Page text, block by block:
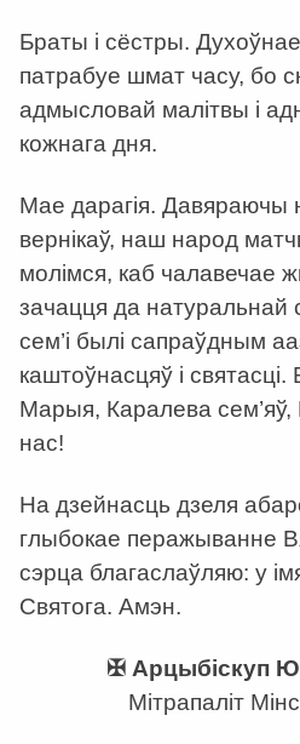
Браты і сёстры.
патрабуе шмат часу, бо
адмысловай малітвы і
кожнага дня.
Мае дарагія. Давяраючы
вернікаў, наш народ
молімся, каб чалавечае
зачацця да натуральнай
сем’і былі сапраўдным
каштоўнасцяў і
Марыя, Каралева сем’яў,
нас!
На дзейнасць дзеля
глыбокае перажыванне
сэрца благаслаўляю: у
Святога. Амэн.
✠ Арцыбіскуп
Мітрапаліт